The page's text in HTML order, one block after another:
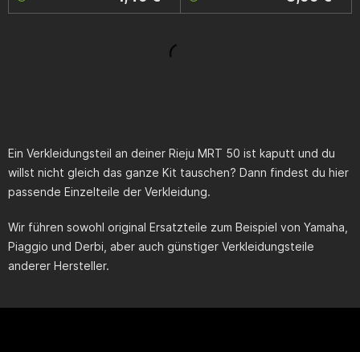
Ein Verkleidungsteil an deiner Rieju MRT 50 ist kaputt und du
willst nicht gleich das ganze Kit tauschen? Dann findest du hier
passende Einzelteile der Verkleidung.
Wir führen sowohl original Ersatzteile zum Beispiel von Yamaha,
Piaggio und Derbi, aber auch günstiger Verkleidungsteile
anderer Hersteller.